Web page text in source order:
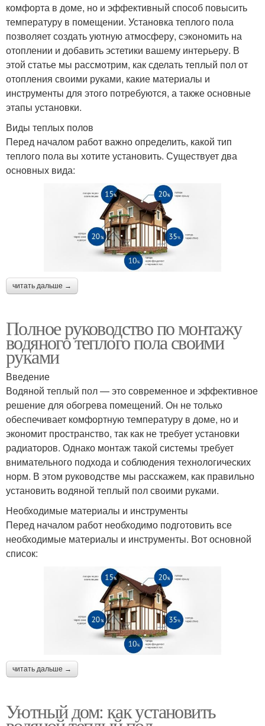
комфорта в доме, но и эффективный способ повысить
температуру в помещении. Установка теплого пола
позволяет создать уютную атмосферу, сэкономить на
отоплении и добавить эстетики вашему интерьеру. В
этой статье мы рассмотрим, как сделать теплый пол от
отопления своими руками, какие материалы и
инструменты для этого потребуются, а также основные
этапы установки.
Виды теплых полов
Перед началом работ важно определить, какой тип
теплого пола вы хотите установить. Существует два
основных вида:
читать дальше →
Полное руководство по монтажу
водяного теплого пола своими
руками
Введение
Водяной теплый пол — это современное и эффективное
решение для обогрева помещений. Он не только
обеспечивает комфортную температуру в доме, но и
экономит пространство, так как не требует установки
радиаторов. Однако монтаж такой системы требует
внимательного подхода и соблюдения технологических
норм. В этом руководстве мы расскажем, как правильно
установить водяной теплый пол своими руками.
Необходимые материалы и инструменты
Перед началом работ необходимо подготовить все
необходимые материалы и инструменты. Вот основной
список:
читать дальше →
Уютный дом: как установить